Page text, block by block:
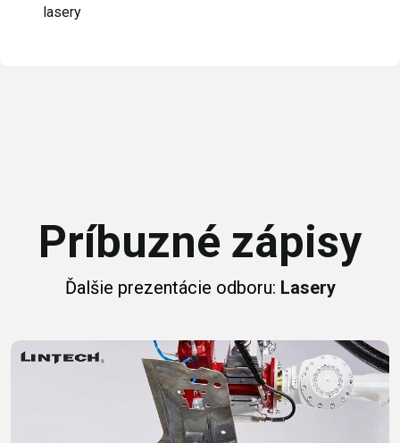
lasery
Príbuzné zápisy
Ďalšie prezentácie odboru: Lasery